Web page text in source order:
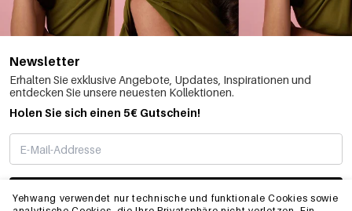
Yehwang verwendet nur technische und funktionale Cookies sowie
Newsletter
Erhalten Sie exklusive Angebote, Updates, Inspirationen und
entdecken Sie unsere neuesten Kollektionen.
Holen Sie sich einen 5€ Gutschein!
ABONNIEREN